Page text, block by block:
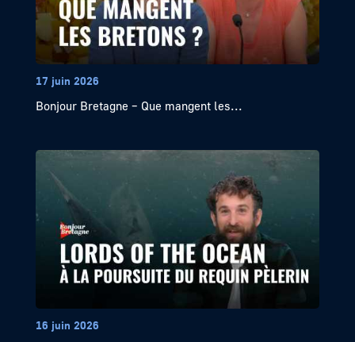
17 juin 2026
Bonjour Bretagne – Que mangent les...
16 juin 2026